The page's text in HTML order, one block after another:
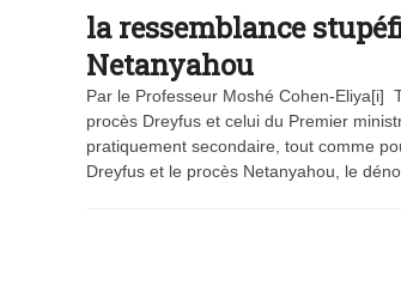
la ressemblance
Netanyahou
Par le Professeur Moshé Cohen-Eliya[i]
procès Dreyfus et celui du Premier
pratiquement secondaire, tout comme
Dreyfus et le procès Netanyahou, le